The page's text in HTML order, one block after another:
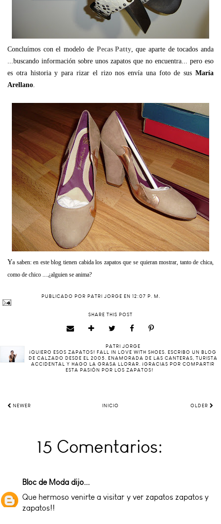
Concluímos con el modelo de Pecas Patty, que aparte de tocados anda
...buscando información sobre unos zapatos que no encuentra... pero eso
es otra historia y para rizar el rizo nos envía una foto de sus María
Arellano
Ya saben: en este blog tienen cabida los zapatos que se quieran mostrar, tanto de chica,
como de chico ....¿alguien se anima?
PUBLICADO POR PATRI JORGE EN 12:07 P. M.
SHARE THIS POST
PATRI JORGE
¡QUIERO ESOS ZAPATOS! FALL IN LOVE WITH SHOES. ESCRIBO UN BLOG
DE CALZADO DESDE EL 2005. ENAMORADA DE LAS CANTERAS, TURISTA
ACCIDENTAL Y HAGO LA GRASA LLORAR. ¡GRACIAS POR COMPARTIR
ESTA PASIÓN POR LOS ZAPATOS!
NEWER INICIO OLDER
15 Comentarios:
Bloc de Moda dijo...
Que hermoso venirte a visitar y ver zapatos zapatos y
zapatos!!